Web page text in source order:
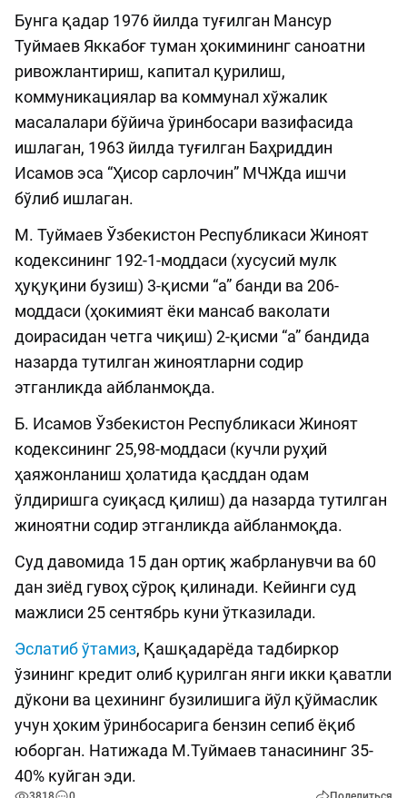
Бунга қадар 1976 йилда туғилган Мансур
Туймаев Яккабоғ туман ҳокимининг саноатни
ривожлантириш, капитал қурилиш,
коммуникациялар ва коммунал хўжалик
масалалари бўйича ўринбосари вазифасида
ишлаган, 1963 йилда туғилган Баҳриддин
Исамов эса “Ҳисор сарлочин” МЧЖда ишчи
бўлиб ишлаган.
М. Туймаев Ўзбекистон Республикаси Жиноят
кодексининг 192-1-моддаси (хусусий мулк
ҳуқуқини бузиш) 3-қисми “а” банди ва 206-
моддаси (ҳокимият ёки мансаб ваколати
доирасидан четга чиқиш) 2-қисми “а” бандида
назарда тутилган жиноятларни содир
этганликда айбланмоқда.
Б. Исамов Ўзбекистон Республикаси Жиноят
кодексининг 25,98-моддаси (кучли руҳий
ҳаяжонланиш ҳолатида қасддан одам
ўлдиришга суиқасд қилиш) да назарда тутилган
жиноятни содир этганликда айбланмоқда.
Суд давомида 15 дан ортиқ жабрланувчи ва 60
дан зиёд гувоҳ сўроқ қилинади. Кейинги суд
мажлиси 25 сентябрь куни ўтказилади.
Эслатиб ўтамиз, Қашқадарёда тадбиркор
ўзининг кредит олиб қурилган янги икки қаватли
дўкони ва цехининг бузилишига йўл қўймаслик
учун ҳоким ўринбосарига бензин сепиб ёқиб
юборган. Натижада М.Туймаев танасининг 35-
40% куйган эди.